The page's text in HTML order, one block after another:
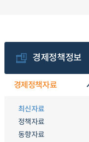
경제정책정보
경제정책자료
최신자료
정책자료
동향자료